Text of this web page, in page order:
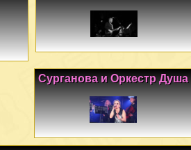
Сурганова и Оркестр Душа